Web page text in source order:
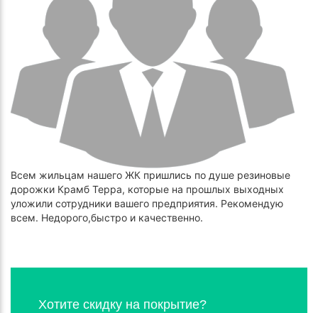
Всем жильцам нашего ЖК пришлись по душе резиновые
дорожки Крамб Терра, которые на прошлых выходных
уложили сотрудники вашего предприятия. Рекомендую
всем. Недорого,быстро и качественно.
Хотите скидку на покрытие?